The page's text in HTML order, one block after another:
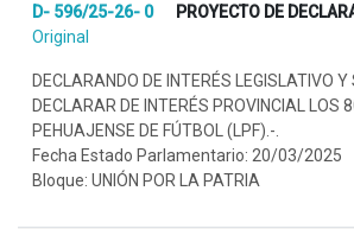
D- 596/25-26- 0 PROYECTO DE
Original
DECLARANDO DE INTERÉS LEGISLATIVO Y
DECLARAR DE INTERÉS PROVINCIAL LOS
PEHUAJENSE DE FÚTBOL (LPF).-.
Fecha Estado Parlamentario: 20/03/2025
Bloque: UNIÓN POR LA PATRIA